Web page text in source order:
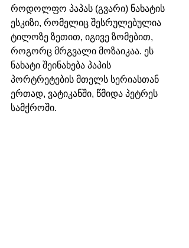
როდოლფო პაპას (გვარი) ნახატის
ესკიზი, რომელიც შესრულებულია
ტილოზე ზეთით, იგივე ზომებით,
როგორც მრგვალი მოზაიკაა. ეს
ნახატი შეინახება პაპის
პორტრეტების მთელს სერიასთან
ერთად, ვატიკანში, წმიდა პეტრეს
სამქროში.